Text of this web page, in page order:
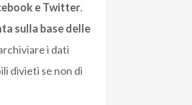
e Twitter.
sulla base delle
i dati
divieti se non di